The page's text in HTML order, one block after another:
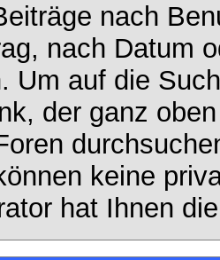
nach
nach Datum
Um auf die
der ganz
keine
hat Ihnen